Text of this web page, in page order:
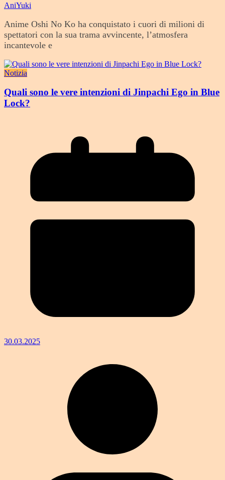
AniYuki
Anime Oshi No Ko ha conquistato i cuori di milioni di
spettatori con la sua trama avvincente, l’atmosfera
incantevole e
Notizia
Quali sono le vere intenzioni di Jinpachi Ego in Blue
Lock?
30.03.2025